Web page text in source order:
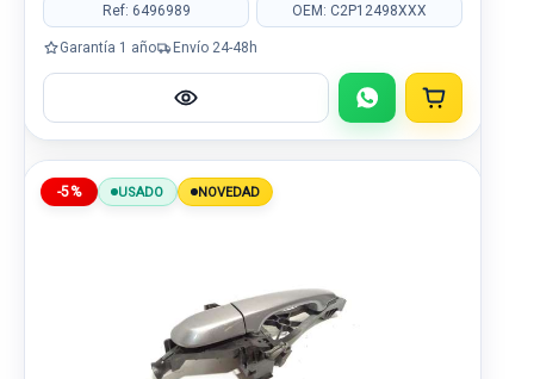
Ref: 6496989 OEM: C2P12498XXX
Garantía 1 año Envío 24-48h
-5% USADO NOVEDAD